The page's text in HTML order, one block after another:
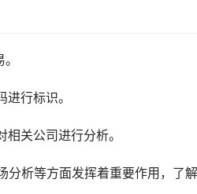
行标识。
关公司进行分析。
分析等方面发挥着重要作用，了